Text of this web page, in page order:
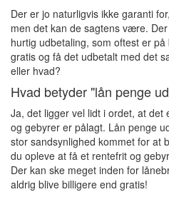
Der er jo naturligvis ikke garanti
men det kan de sagtens være.
hurtig udbetaling, som oftest er
gratis og få det udbetalt med det
eller hvad?
Hvad betyder "lån penge
Ja, det ligger vel lidt i ordet, at
og gebyrer er pålagt. Lån penge
stor sandsynlighed kommet for at
du opleve at få et rentefrit og
Der kan ske meget inden for
aldrig blive billigere end gratis!